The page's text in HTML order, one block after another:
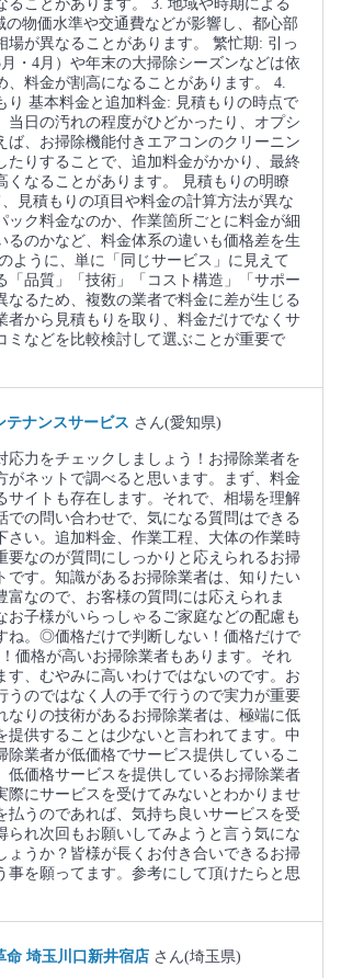
ることがあります。 3. 地域や時期による
の物価水準や交通費などが影響し、都心部
場が異なることがあります。 繁忙期: 引っ
・4月）や年末の大掃除シーズンなどは依
、料金が割高になることがあります。 4.
り 基本料金と追加料金: 見積もりの時点で
当日の汚れの程度がひどかったり、オプシ
ば、お掃除機能付きエアコンのクリーニン
たりすることで、追加料金がかかり、最終
くなることがあります。 見積もりの明瞭
見積もりの項目や料金の計算方法が異な
ック料金なのか、作業箇所ごとに料金が細
るのかなど、料金体系の違いも価格差を生
ように、単に「同じサービス」に見えて
「品質」「技術」「コスト構造」「サポー
なるため、複数の業者で料金に差が生じる
者から見積もりを取り、料金だけでなくサ
ミなどを比較検討して選ぶことが重要で
テナンスサービス さん(愛知県)
力をチェックしましょう！お掃除業者を
がネットで調べると思います。まず、料金
サイトも存在します。それで、相場を理解
での問い合わせで、気になる質問はできる
さい。追加料金、作業工程、大体の作業時
要なのが質問にしっかりと応えられるお掃
です。知識があるお掃除業者は、知りたい
富なので、お客様の質問には応えられま
お子様がいらっしゃるご家庭などの配慮も
ね。◎価格だけで判断しない！価格だけで
価格が高いお掃除業者もあります。それ
す、むやみに高いわけではないのです。お
うのではなく人の手で行うので実力が重要
なりの技術があるお掃除業者は、極端に低
提供することは少ないと言われてます。中
除業者が低価格でサービス提供しているこ
低価格サービスを提供しているお掃除業者
際にサービスを受けてみないとわかりませ
払うのであれば、気持ち良いサービスを受
られ次回もお願いしてみようと言う気にな
ょうか？皆様が長くお付き合いできるお掃
事を願ってます。参考にして頂けたらと思
命 埼玉川口新井宿店 さん(埼玉県)